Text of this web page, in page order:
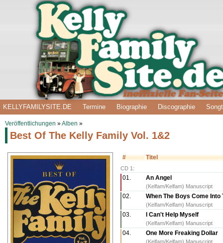
KELLYFAMILYSITE.DE Termine Biographie Discographie
Veröffentlichungen »Alben »
Best Of The Kelly Family Vol. 1&2
# Titel
CD 1:
01. An Angel
(Kelfam/Kelfam) Manuscript
02. When The Boys Come Into
(Kelfam/Kelfam) Manuscript
03. I Can't Help Myself
(Kelfam/Kelfam) Manuscript
04. One More Freaking Dollar
(Kelfam/Kelfam) Manuscript